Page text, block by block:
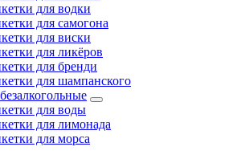
для водки
для самогона
для виски
для ликёров
для бренди
для шампанского
для воды
для лимонада
для морса